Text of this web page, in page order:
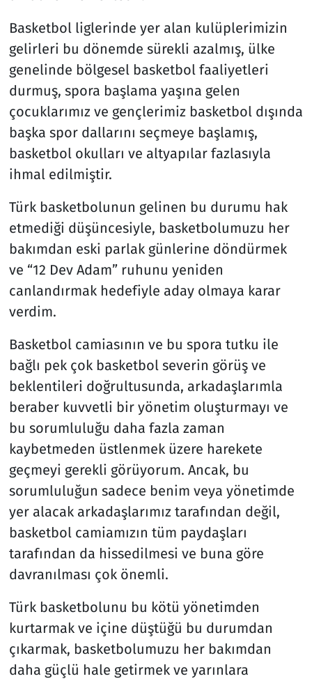
Basketbol liglerinde yer alan kulüplerimizin
gelirleri bu dönemde sürekli azalmış, ülke
genelinde bölgesel basketbol faaliyetleri
durmuş, spora başlama yaşına gelen
çocuklarımız ve gençlerimiz basketbol dışında
başka spor dallarını seçmeye başlamış,
basketbol okulları ve altyapılar fazlasıyla
ihmal edilmiştir.
Türk basketbolunun gelinen bu durumu hak
etmediği düşüncesiyle, basketbolumuzu her
bakımdan eski parlak günlerine döndürmek
ve “12 Dev Adam” ruhunu yeniden
canlandırmak hedefiyle aday olmaya karar
verdim.
Basketbol camiasının ve bu spora tutku ile
bağlı pek çok basketbol severin görüş ve
beklentileri doğrultusunda, arkadaşlarımla
beraber kuvvetli bir yönetim oluşturmayı ve
bu sorumluluğu daha fazla zaman
kaybetmeden üstlenmek üzere harekete
geçmeyi gerekli görüyorum. Ancak, bu
sorumluluğun sadece benim veya yönetimde
yer alacak arkadaşlarımız tarafından değil,
basketbol camiamızın tüm paydaşları
tarafından da hissedilmesi ve buna göre
davranılması çok önemli.
Türk basketbolunu bu kötü yönetimden
kurtarmak ve içine düştüğü bu durumdan
çıkarmak, basketbolumuzu her bakımdan
daha güçlü hale getirmek ve yarınlara